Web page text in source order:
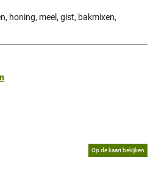
honing, meel, gist, bakmixen,
Op de kaart bekijken